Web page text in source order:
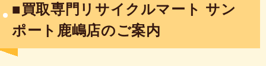
■買取専門リサイクルマート サン
ポート鹿嶋店のご案内